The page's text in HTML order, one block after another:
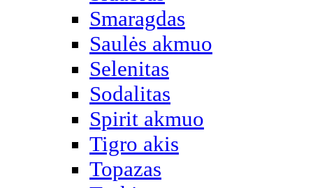
Smaragdas
Saulės akmuo
Selenitas
Sodalitas
Spirit akmuo
Tigro akis
Topazas